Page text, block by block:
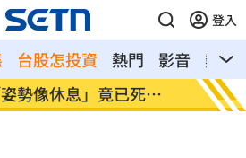
登入
台股怎投資 熱門 影音
熱搜
勢像休息」竟已死
金融